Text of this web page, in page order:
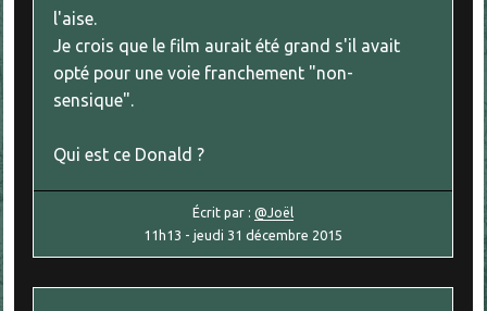
l'aise.
Je crois que le film aurait été grand s'il avait
opté pour une voie franchement "non-
sensique".
Qui est ce Donald ?
Écrit par :@Joël
11h13 -jeudi 31 décembre 2015